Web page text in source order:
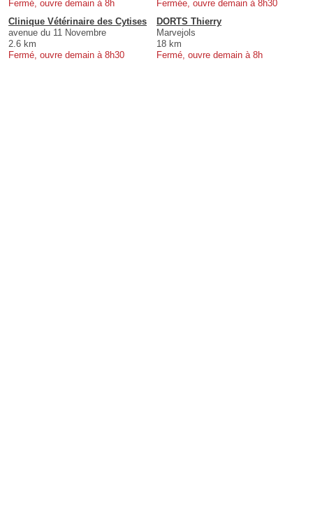
Fermé, ouvre demain à 8h
Fermée, ouvre demain à 8h30
Clinique Vétérinaire des Cytises
avenue du 11 Novembre
2.6 km
Fermé, ouvre demain à 8h30
DORTS Thierry
Marvejols
18 km
Fermé, ouvre demain à 8h